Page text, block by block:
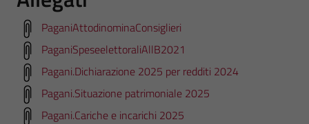
PaganiAttodinominaConsiglieri
PaganiSpeseelettoraliAllB2021
Pagani.Dichiarazione 2025 per redditi 2024
Pagani.Situazione patrimoniale 2025
Pagani.Cariche e incarichi 2025